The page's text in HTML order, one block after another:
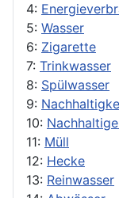
4:
5: Wasser
6: Zigarette
7: Trinkwasser
8: Spülwasser
9:
10:
11: Müll
12: Hecke
13: Reinwasser